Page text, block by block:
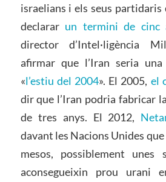
israelians i els seus partidaris
declarar un termini de cinc
director d’Intel·ligència
afirmar que l’Iran seria
«l’estiu del 2004». El 2005, el
dir que l’Iran podria fabricar
de tres anys. El 2012,
davant les Nacions Unides
mesos, possiblement unes
aconsegueixin prou urani